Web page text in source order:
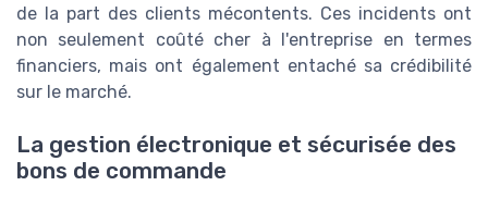
de la part des clients mécontents. Ces incidents ont
non seulement coûté cher à l'entreprise en termes
financiers, mais ont également entaché sa crédibilité
sur le marché.
La gestion électronique et sécurisée des
bons de commande